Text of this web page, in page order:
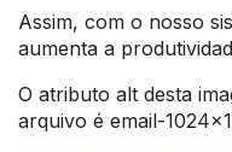
Assim, com o nosso
aumenta a
O atributo alt desta
arquivo é email-